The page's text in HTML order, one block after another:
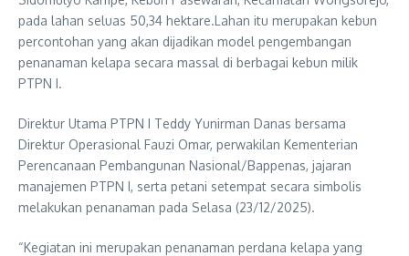
pada lahan seluas 50,34 hektare.Lahan itu merupakan kebun
percontohan yang akan dijadikan model pengembangan
penanaman kelapa secara massal di berbagai kebun milik
PTPN I.
Direktur Utama PTPN I Teddy Yunirman Danas bersama
Direktur Operasional Fauzi Omar, perwakilan Kementerian
Perencanaan Pembangunan Nasional/Bappenas, jajaran
manajemen PTPN I, serta petani setempat secara simbolis
melakukan penanaman pada Selasa (23/12/2025).
“Kegiatan ini merupakan penanaman perdana kelapa yang